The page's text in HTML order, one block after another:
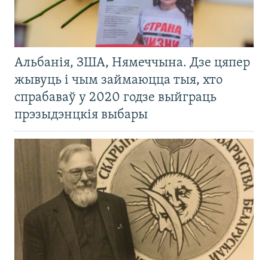
Альбанія, ЗША, Нямеччына. Дзе цяпер
жывуць і чым займаюцца тыя, хто
спрабаваў у 2020 годзе выйграць
прэзыдэнцкія выбары